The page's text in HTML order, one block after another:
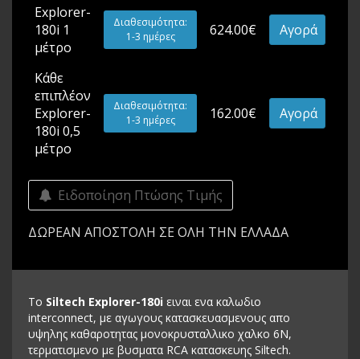
Explorer-
180i 1
μέτρο
Διαθεσιμότητα:
1-3 ημέρες
624.00€ Αγορά
Κάθε
επιπλέον
Explorer-
180i 0,5
μέτρο
Διαθεσιμότητα:
1-3 ημέρες
162.00€ Αγορά
Ειδοποίηση Πτώσης Τιμής
ΔΩΡΕΑΝ ΑΠΟΣΤΟΛΗ ΣΕ ΟΛΗ ΤΗΝ ΕΛΛΑΔΑ
To Siltech Explorer-180i ειναι ενα καλωδιο
interconnect, με αγωγους κατασκευασμενους απο
υψηλης καθαροτητας μονοκρυσταλλικο χαλκο 6N,
τερματισμενο με βυσματα RCA κατασκευης Siltech.